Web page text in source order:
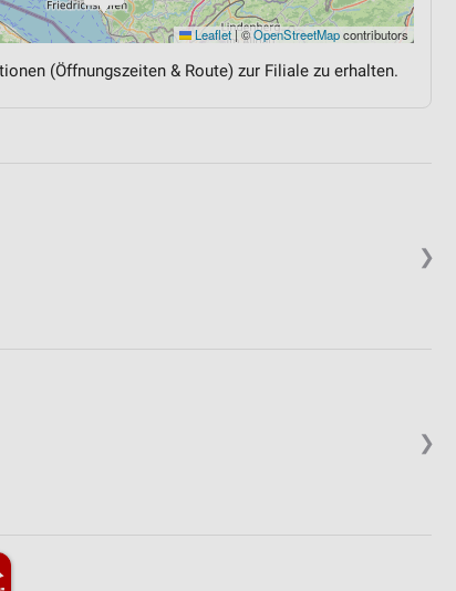
Leaflet|©OpenStreetMapcontributors
(Öffnungszeiten & Route) zur Filiale zu erhalten.
❯
❯